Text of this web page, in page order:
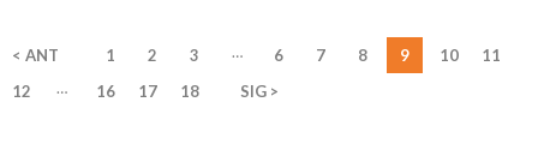
< ANT 1 2 3 … 6 7 8 9 10
11
12
… 16 17 18 SIG >